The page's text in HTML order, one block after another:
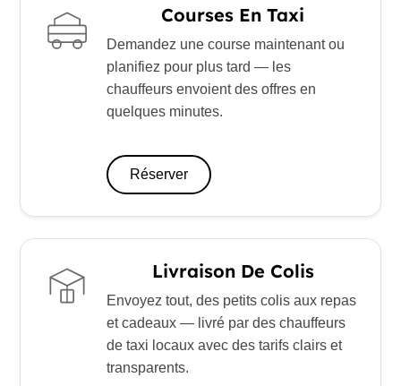
Courses En Taxi
Demandez une course maintenant ou
planifiez pour plus tard — les
chauffeurs envoient des offres en
quelques minutes.
Réserver
Livraison De Colis
Envoyez tout, des petits colis aux repas
et cadeaux — livré par des chauffeurs
de taxi locaux avec des tarifs clairs et
transparents.